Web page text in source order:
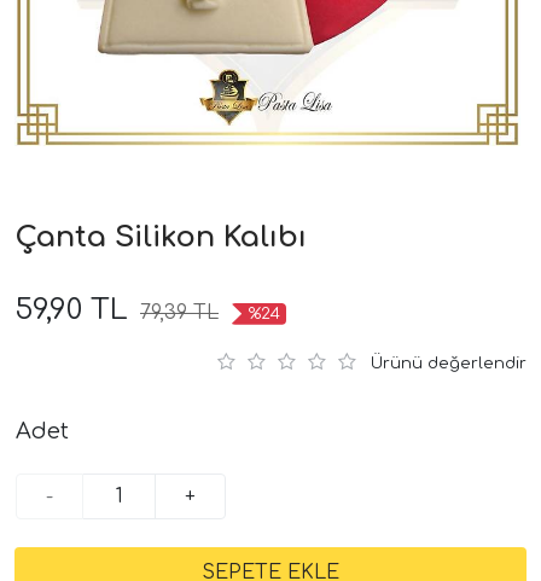
Çanta Silikon Kalıbı
59,90 TL 79,39 TL %24
Ürünü değerlendir
Adet
- +